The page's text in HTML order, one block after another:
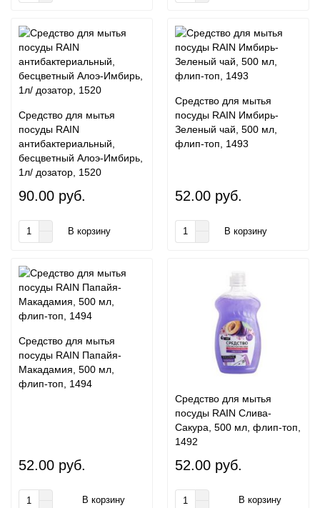
Средство для мытья
посуды RAIN
антибактериальный,
бесцветный Алоэ-Имбирь,
1л/ дозатор, 1520
90.00 руб.
В корзину
Средство для мытья
посуды RAIN Имбирь-
Зеленый чай, 500 мл,
флип-топ, 1493
52.00 руб.
В корзину
Средство для мытья
посуды RAIN Папайя-
Макадамия, 500 мл,
флип-топ, 1494
52.00 руб.
В корзину
Средство для мытья
посуды RAIN Слива-
Сакура, 500 мл, флип-топ,
1492
52.00 руб.
В корзину